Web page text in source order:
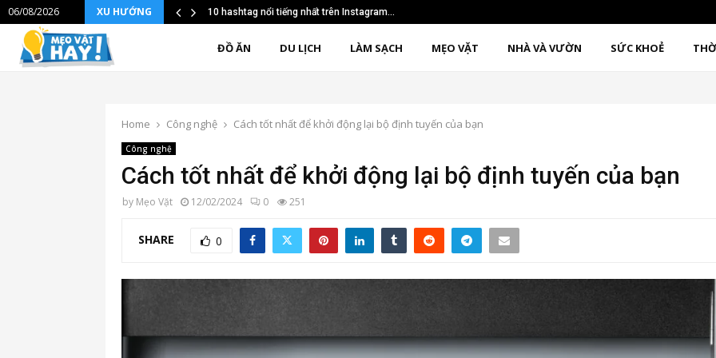
06/08/2026 XU HƯỚNG 10 hashtag nổi tiếng nhất trên Instagram…
ĐỒ ĂN DU LỊCH LÀM SẠCH MẸO VẶT NHÀ VÀ VƯỜN SỨC KHOẺ
Home Công nghệ Cách tốt nhất để khởi động lại bộ định tuyến của bạn
Công nghệ
Cách tốt nhất để khởi động lại bộ định tuyến của bạn
by Mẹo Vặt 12/02/2024 0 251
SHARE 0